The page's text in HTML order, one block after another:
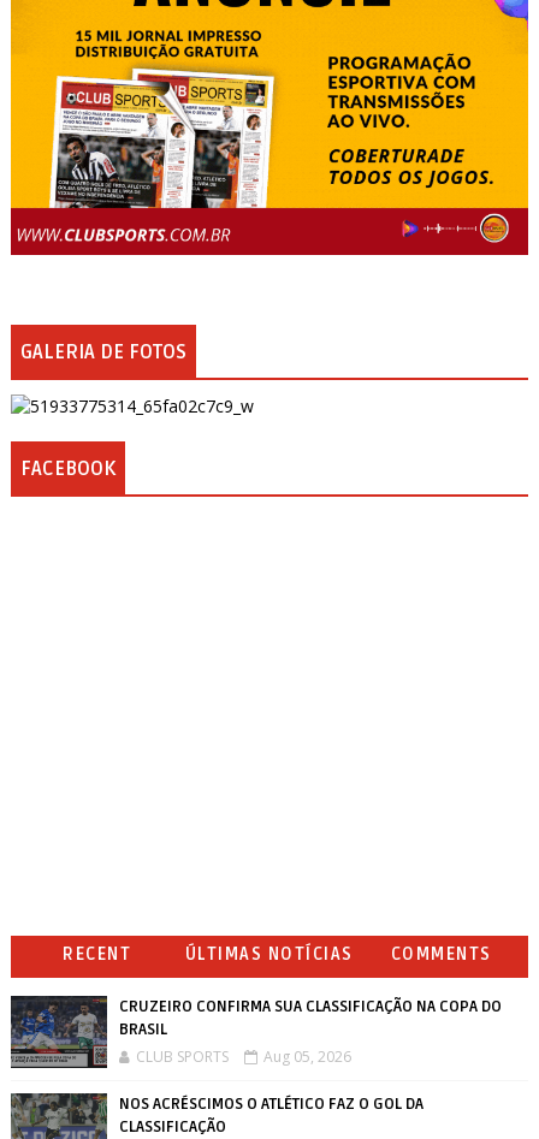
GALERIA DE FOTOS
FACEBOOK
RECENT ÚLTIMAS NOTÍCIAS COMMENTS
CRUZEIRO CONFIRMA SUA CLASSIFICAÇÃO NA COPA DO
BRASIL
CLUB SPORTS Aug 05, 2026
NOS ACRÉSCIMOS O ATLÉTICO FAZ O GOL DA
CLASSIFICAÇÃO